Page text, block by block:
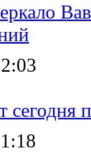
сегодня